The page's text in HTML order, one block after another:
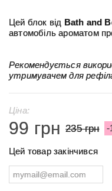
Цей блок від Bath and
автомобіль ароматом
Рекомендується
утримувачем для
Ціна:
99 грн 235 грн -
Цей товар закінчився